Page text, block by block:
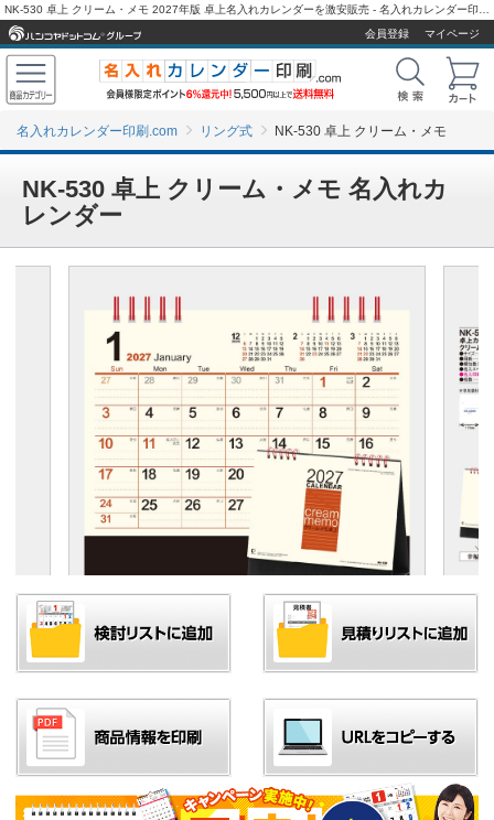
会員登録
マイページ
名入れカレンダー印刷.com リング式 NK-530 卓上 クリーム・メモ
NK-530 卓上 クリーム・メモ 名入れカ
レンダー